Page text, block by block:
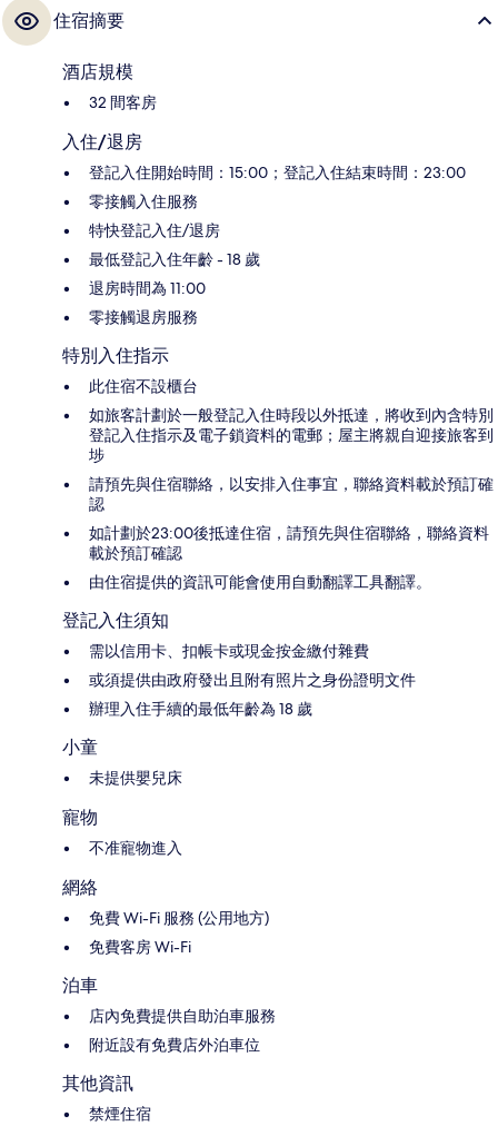
住宿摘要
酒店規模
32 間客房
入住/退房
登記入住開始時間：15:00；登記入住結束時間：23:00
零接觸入住服務
特快登記入住/退房
最低登記入住年齡 - 18 歲
退房時間為 11:00
零接觸退房服務
特別入住指示
此住宿不設櫃台
如旅客計劃於一般登記入住時段以外抵達，將收到內含特別
登記入住指示及電子鎖資料的電郵；屋主將親自迎接旅客到
埗
請預先與住宿聯絡，以安排入住事宜，聯絡資料載於預訂確
認
如計劃於23:00後抵達住宿，請預先與住宿聯絡，聯絡資料
載於預訂確認
由住宿提供的資訊可能會使用自動翻譯工具翻譯。
登記入住須知
需以信用卡、扣帳卡或現金按金繳付雜費
或須提供由政府發出且附有照片之身份證明文件
辦理入住手續的最低年齡為 18 歲
小童
未提供嬰兒床
寵物
不准寵物進入
網絡
免費 Wi-Fi 服務 (公用地方)
免費客房 Wi-Fi
泊車
店內免費提供自助泊車服務
附近設有免費店外泊車位
其他資訊
禁煙住宿